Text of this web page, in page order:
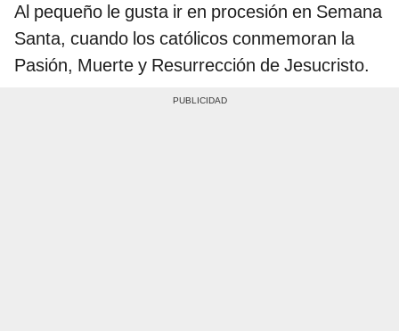
Al pequeño le gusta ir en procesión en Semana
Santa, cuando los católicos conmemoran la
Pasión, Muerte y Resurrección de Jesucristo.